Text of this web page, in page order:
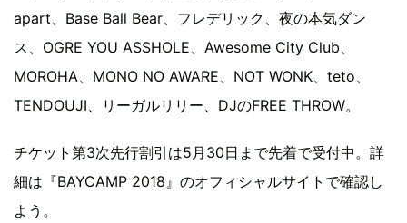
apart、Base Ball Bear、フレデリック、夜の本気ダン
ス、OGRE YOU ASSHOLE、Awesome City Club、
MOROHA、MONO NO AWARE、NOT WONK、teto、
TENDOUJI、リーガルリリー、DJのFREE THROW。
チケット第3次先行割引は5月30日まで先着で受付中。詳
細は『BAYCAMP 2018』のオフィシャルサイトで確認し
よう。